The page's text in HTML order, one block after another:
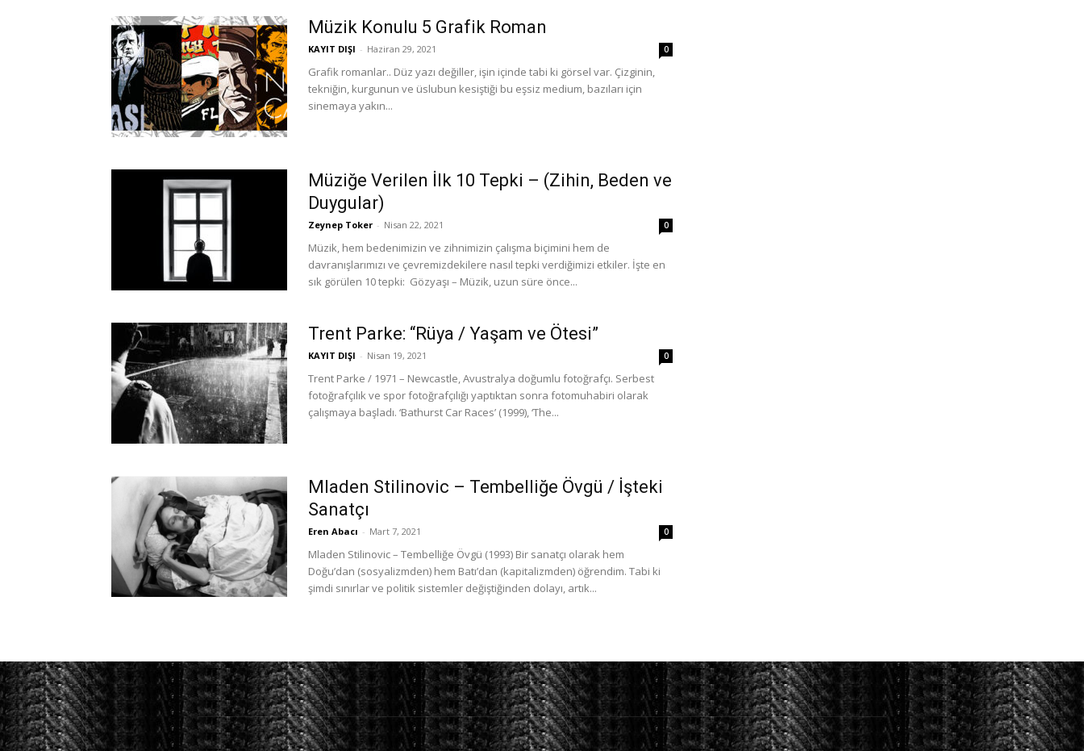
Müzik Konulu 5 Grafik Roman
KAYIT DIŞI - Haziran 29, 2021 0
Grafik romanlar.. Düz yazı değiller, işin içinde tabi ki görsel var. Çizginin,
tekniğin, kurgunun ve üslubun kesiştiği bu eşsiz medium, bazıları için
sinemaya yakın...
Müziğe Verilen İlk 10 Tepki – (Zihin, Beden ve
Duygular)
Zeynep Toker - Nisan 22, 2021 0
Müzik, hem bedenimizin ve zihnimizin çalışma biçimini hem de
davranışlarımızı ve çevremizdekilere nasıl tepki verdiğimizi etkiler. İşte en
sık görülen 10 tepki: Gözyaşı – Müzik, uzun süre önce...
Trent Parke: “Rüya / Yaşam ve Ötesi”
KAYIT DIŞI - Nisan 19, 2021 0
Trent Parke / 1971 – Newcastle, Avustralya doğumlu fotoğrafçı. Serbest
fotoğrafçılık ve spor fotoğrafçılığı yaptıktan sonra fotomuhabiri olarak
çalışmaya başladı. ‘Bathurst Car Races’ (1999), ‘The...
Mladen Stilinovic – Tembelliğe Övgü / İşteki
Sanatçı
Eren Abacı - Mart 7, 2021 0
Mladen Stilinovic – Tembelliğe Övgü (1993) Bir sanatçı olarak hem
Doğu’dan (sosyalizmden) hem Batı’dan (kapitalizmden) öğrendim. Tabi ki
şimdi sınırlar ve politik sistemler değiştiğinden dolayı, artık...